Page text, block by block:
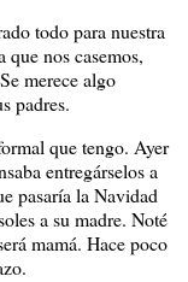
todo para nuestra
que nos casemos,
merece algo
padres.
que tengo. Ayer
entregárselos a
pasaría la Navidad
a su madre. Noté
mamá. Hace poco